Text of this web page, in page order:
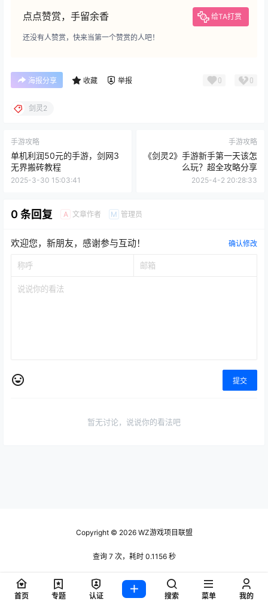
点点赞赏，手留余香 给TA打赏
还没有人赞赏，快来当第一个赞赏的人吧！
海报分享 收藏 举报 0 0
剑灵2
手游攻略
单机利润50元的手游，剑网3
无界搬砖教程
2025-3-30 15:03:41
手游攻略
《剑灵2》手游新手第一天该怎
么玩？超全攻略分享
2025-4-2 20:28:33
0 条回复 A 文章作者 M 管理员
欢迎您，新朋友，感谢参与互动！ 确认修改
提交
暂无讨论，说说你的看法吧
Copyright © 2026WZ游戏项目联盟
查询 7 次，耗时 0.1156 秒
首页 专题 认证 搜索 菜单 我的